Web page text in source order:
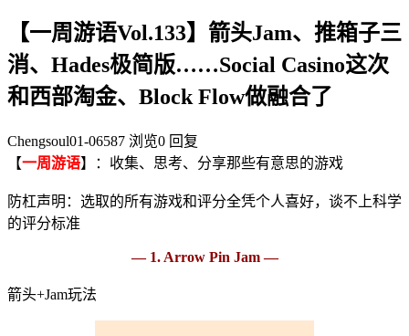
【一周游语Vol.133】箭头Jam、推箱子三
消、Hades极简版……Social Casino这次
和西部淘金、Block Flow做融合了
Chengsoul01-06587 浏览0 回复
【一周游语】：收集、思考、分享那些有意思的游戏
防杠声明：选取的所有游戏和评分全凭个人喜好，谈不上科学
的评分标准
— 1. Arrow Pin Jam —
箭头+Jam玩法